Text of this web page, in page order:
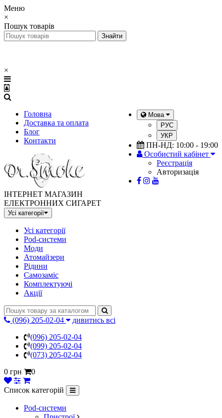
Меню
×
Пошук товарів
×
Головна
Доставка та оплата
Блог
Контакти
Мова
РУС
УКР
ПН-НД: 10:00 - 19:00
Особистий кабінет
Реєстрація
Авторизація
ІНТЕРНЕТ МАГАЗИН
ЕЛЕКТРОННИХ СИГАРЕТ
Усі категорії
Усі категорії
Pod-системи
Моди
Атомайзери
Рідини
Самозаміс
Комплектуючі
Акції
(096) 205-02-04
дивитись всі
(096) 205-02-04
(099) 205-02-04
(073) 205-02-04
0 грн
0
Список категорій
Pod-системи